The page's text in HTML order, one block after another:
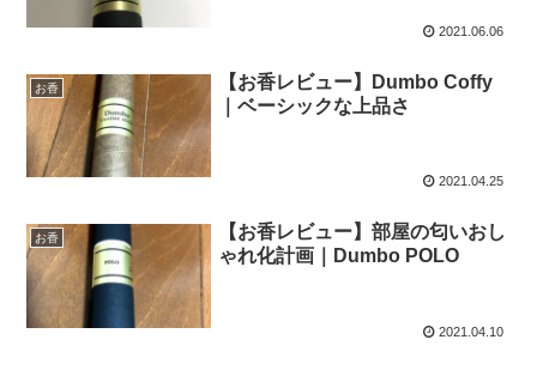
2021.06.06
お香
【お香レビュー】Dumbo Coffy
｜ベーシックな上品さ
2021.04.25
お香
【お香レビュー】部屋の匂いおし
ゃれ化計画｜Dumbo POLO
2021.04.10